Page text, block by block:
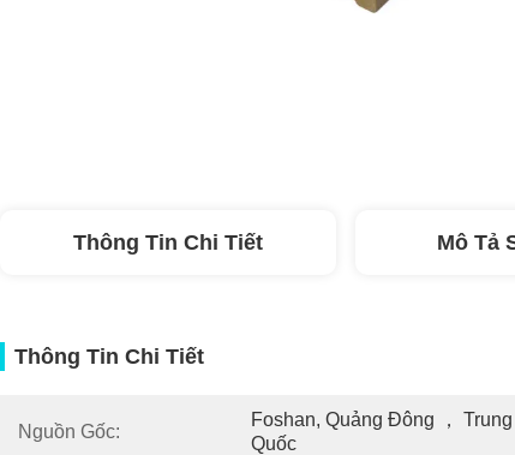
Thông Tin Chi Tiết Mô Tả
Thông Tin Chi Tiết
Nguồn Gốc:
Foshan, Quảng Đông ， Trung
Quốc